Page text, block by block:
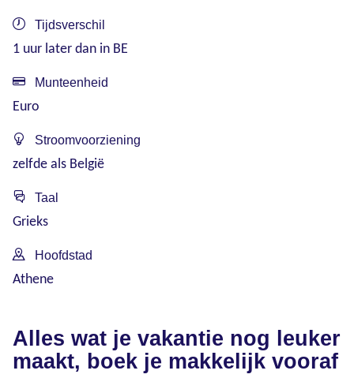
Tijdsverschil
1 uur later dan in BE
Munteenheid
Euro
Stroomvoorziening
zelfde als België
Taal
Grieks
Hoofdstad
Athene
Alles wat je vakantie nog leuker
maakt, boek je makkelijk vooraf